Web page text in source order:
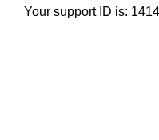
Your support ID is: